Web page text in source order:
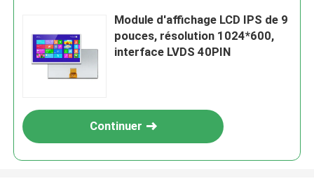
Module d'affichage LCD IPS de 9
pouces, résolution 1024*600,
interface LVDS 40PIN
Continuer